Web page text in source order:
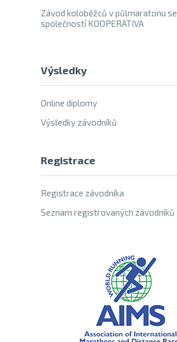
Závod koloběžců v půlmaratonu se
společností KOOPERATIVA
Výsledky
Online diplomy
Výsledky závodníků
Registrace
Registrace závodníka
Seznam registrovaných závodníků